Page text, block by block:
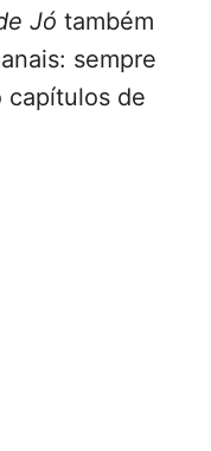
Jó também
sempre
capítulos de